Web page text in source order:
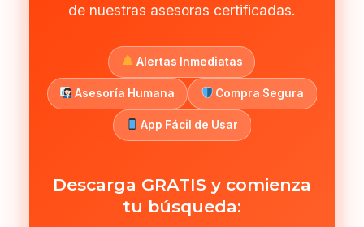
de nuestras asesoras certificadas.
Alertas Inmediatas
Asesoría Humana Compra Segura
App Fácil de Usar
Descarga GRATIS y comienza
tu búsqueda: